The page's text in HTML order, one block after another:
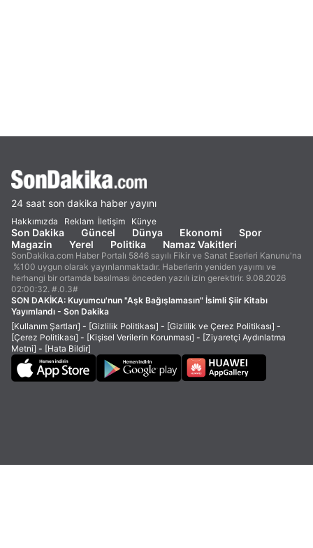
24 saat son dakika haber yayını
Hakkımızda Reklam İletişim Künye
Son Dakika Güncel Dünya Ekonomi
Spor
Magazin
Yerel Politika Namaz Vakitleri
SonDakika.com Haber Portalı 5846 sayılı Fikir ve Sanat Eserleri Kanunu'na
%100 uygun olarak yayınlanmaktadır. Haberlerin yeniden yayımı ve
herhangi bir ortamda basılması önceden yazılı izin gerektirir. 9.08.2026
02:00:32. #.0.3#
SON DAKİKA: Kuyumcu'nun "Aşk Bağışlamasın" İsimli Şiir Kitabı
Yayımlandı - Son Dakika
[Kullanım Şartları] - [Gizlilik Politikası] - [Gizlilik ve Çerez Politikası] -
[Çerez Politikası] - [Kişisel Verilerin Korunması] - [Ziyaretçi Aydınlatma
Metni] - [Hata Bildir]